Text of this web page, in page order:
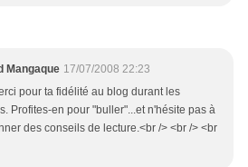
Mangaque 17/07/2008 22:23
pour ta fidélité au blog durant les
Profites-en pour "buller"...et n'hésite pas à
des conseils de lecture.<br /> <br /> <br